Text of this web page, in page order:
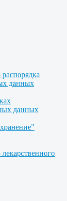
данных
данных